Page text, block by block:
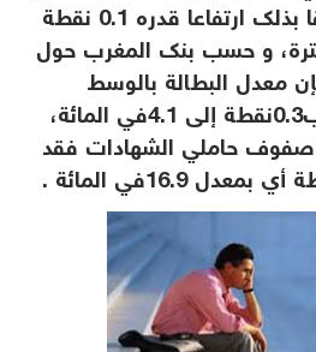
الثالث من 2011 محققا بذلك ارتفاعا قدره 0.1 نقطة
و حسب بنك المغرب حول
معدل البطالة بالوسط
القروي سجل ارتفاعا ب0.3نقطة إلى 4.1في المائة،
صفوف حاملي الشهادات فقد